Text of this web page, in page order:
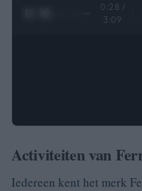
0:29 /
3:09
Activiteiten van
Iedereen kent het merk